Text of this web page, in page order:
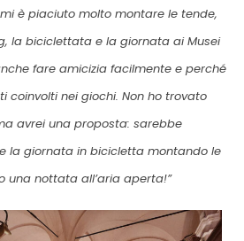
è piaciuto molto montare le tende,
la biciclettata e la giornata ai Musei
fare amicizia facilmente e perché
coinvolti nei giochi. Non ho trovato
avrei una proposta: sarebbe
la giornata in bicicletta montando le
una nottata all’aria aperta!”